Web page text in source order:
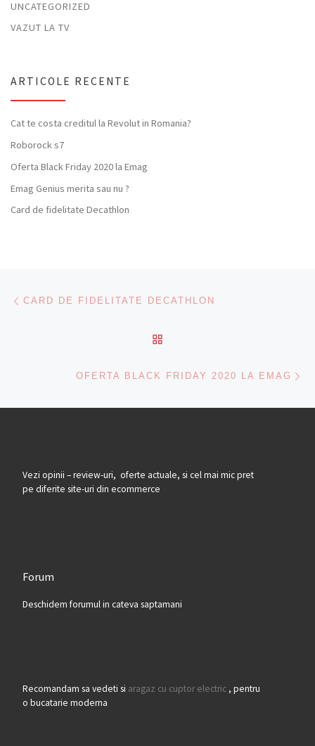
UNCATEGORIZED
VAZUT LA TV
ARTICOLE RECENTE
Cat te costa creditul la Revolut in Romania?
Roborock s7
Oferta Black Friday 2020 la Emag
Emag Genius merita sau nu ?
Card de fidelitate Decathlon
Navigare articole
CARD DE FIDELITATE DECATHLON
OFERTA BLACK FRIDAY 2020 LA EMAG
Vezi opinii – review-uri, oferte actuale, si cel mai mic pret
pe diferite site-uri din ecommerce
Forum
Deschidem forumul in cateva saptamani
Recomandam sa vedeti si aragaz cu cuptor electric, pentru
o bucatarie moderna